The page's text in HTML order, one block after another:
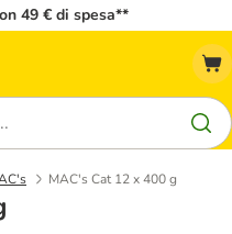
49 € di spesa**
MAC's Cat 12 x 400 g